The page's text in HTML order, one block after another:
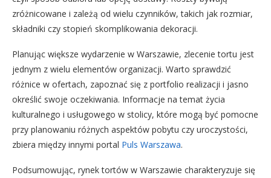
zróżnicowane i zależą od wielu czynników, takich jak rozmiar,
składniki czy stopień skomplikowania dekoracji.
Planując większe wydarzenie w Warszawie, zlecenie tortu jest
jednym z wielu elementów organizacji. Warto sprawdzić
różnice w ofertach, zapoznać się z portfolio realizacji i jasno
określić swoje oczekiwania. Informacje na temat życia
kulturalnego i usługowego w stolicy, które mogą być pomocne
przy planowaniu różnych aspektów pobytu czy uroczystości,
zbiera między innymi portal Puls Warszawa.
Podsumowując, rynek tortów w Warszawie charakteryzuje się